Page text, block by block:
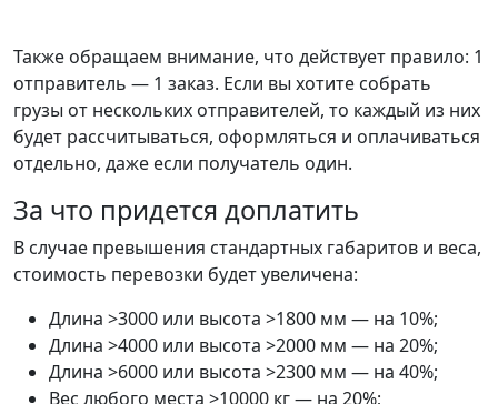
Также обращаем внимание, что действует правило: 1
отправитель — 1 заказ. Если вы хотите собрать
грузы от нескольких отправителей, то каждый из них
будет рассчитываться, оформляться и оплачиваться
отдельно, даже если получатель один.
За что придется доплатить
В случае превышения стандартных габаритов и веса,
стоимость перевозки будет увеличена:
Длина >3000 или высота >1800 мм — на 10%;
Длина >4000 или высота >2000 мм — на 20%;
Длина >6000 или высота >2300 мм — на 40%;
Вес любого места >10000 кг — на 20%;